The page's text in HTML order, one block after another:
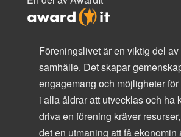
Föreningslivet är en viktig del av
samhälle. Det skapar
engagemang och möjligheter
i alla åldrar att utvecklas och ha
driva en förening kräver
det en utmaning att få ekonomin